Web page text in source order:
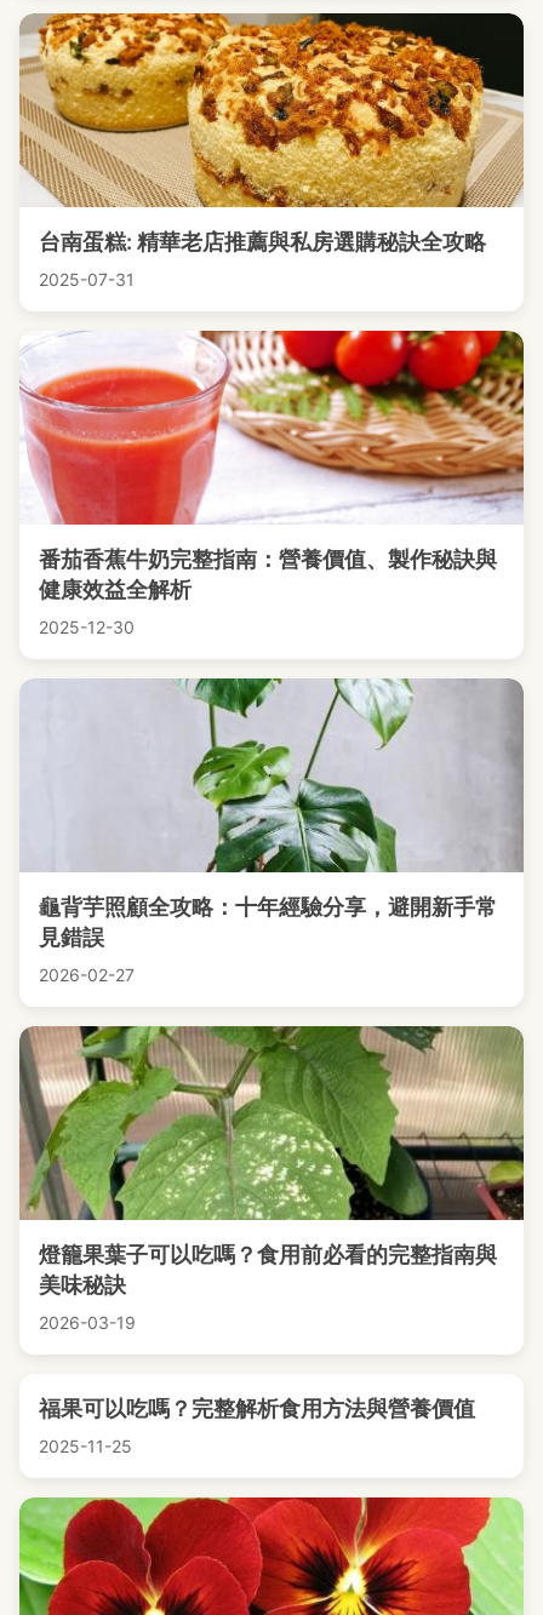
台南蛋糕: 精華老店推薦與私房選購秘訣全攻略
2025-07-31
番茄香蕉牛奶完整指南：營養價值、製作秘訣與
健康效益全解析
2025-12-30
龜背芋照顧全攻略：十年經驗分享，避開新手常
見錯誤
2026-02-27
燈籠果葉子可以吃嗎？食用前必看的完整指南與
美味秘訣
2026-03-19
福果可以吃嗎？完整解析食用方法與營養價值
2025-11-25